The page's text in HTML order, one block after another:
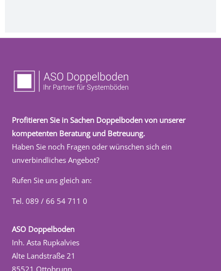
Profitieren Sie in Sachen Doppelboden von unserer
kompetenten Beratung und Betreuung.
Haben Sie noch Fragen oder wünschen sich ein
unverbindliches Angebot?
Rufen Sie uns gleich an:
Tel. 089 / 66 54 711 0
ASO Doppelboden
Inh. Asta Rupkalvies
Alte Landstraße 21
85521 Ottobrunn